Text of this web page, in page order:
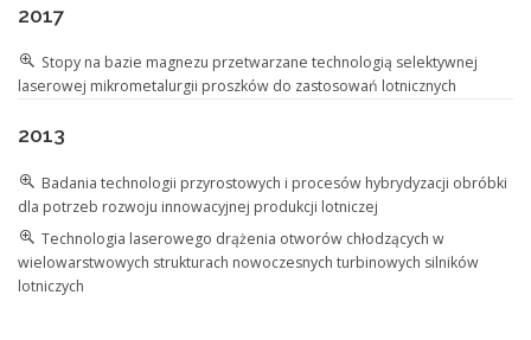
2017
Stopy na bazie magnezu przetwarzane technologią selektywnej
laserowej mikrometalurgii proszków do zastosowań lotnicznych
2013
Badania technologii przyrostowych i procesów hybrydyzacji obróbki
dla potrzeb rozwoju innowacyjnej produkcji lotniczej
Technologia laserowego drążenia otworów chłodzących w
wielowarstwowych strukturach nowoczesnych turbinowych silników
lotniczych